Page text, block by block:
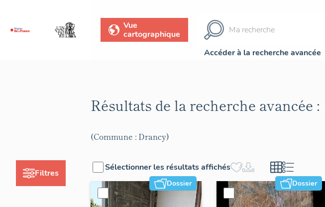
Vue
cartographique
Accéder à la recherche avancée
Filtres
Résultats de la recherche avancée :
(Commune : Drancy)
Sélectionner les résultats affichés
Dossier Dossier